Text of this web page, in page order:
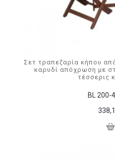
BL 200-
Σετ τραπεζαρία κήπου
καρυδί απόχρωση με
τέσσερις